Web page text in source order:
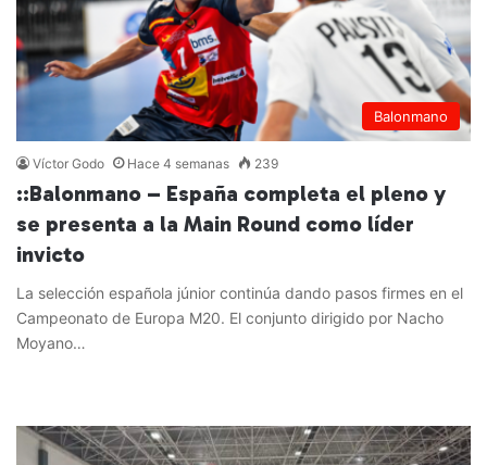
Balonmano
Víctor Godo Hace 4 semanas 239
::Balonmano – España completa el pleno y
se presenta a la Main Round como líder
invicto
La selección española júnior continúa dando pasos firmes en el
Campeonato de Europa M20. El conjunto dirigido por Nacho
Moyano…